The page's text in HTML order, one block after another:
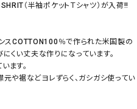
（半袖ポケットＴシャツ）が入荷!!
ンスCOTTON100％で作られた米国製の
くい丈夫な作りになっています。
ます。
や裾などヨレずらく、ガシガシ使ってい